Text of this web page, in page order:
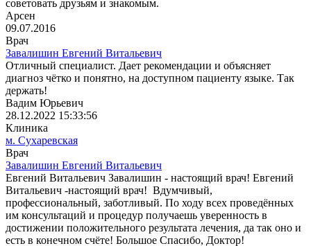
советовать друзьям и знакомым.
Арсен
09.07.2016
Врач
Завалишин Евгений Витальевич
Отличный специалист. Дает рекомендации и объясняет
диагноз чётко и понятно, на доступном пациенту языке. Так
держать!
Вадим Юрьевич
28.12.2022 15:33:56
Клиника
м. Сухаревская
Врач
Завалишин Евгений Витальевич
Евгений Витальевич Завалишин - настоящий врач! Евгений
Витальевич -настоящий врач! Вдумчивый,
профессиональный, заботливый. По ходу всех проведённых
им консультаций и процедур получаешь уверенность в
достижении положительного результата лечения, да так оно и
есть в конечном счёте! Большое Спасибо, Доктор!